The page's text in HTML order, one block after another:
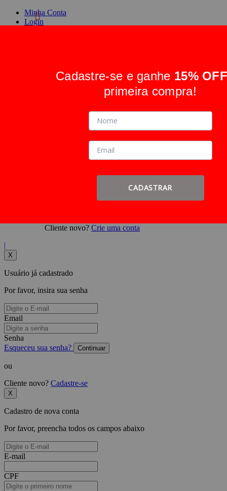
Minha Conta
Login
Cliente novo? Crie uma conta
|
X
Usuário já cadastrado
Por favor, insira sua senha
Email
Senha
Esqueceu sua senha?
Continuar
ou
Cliente novo? Cadastre-se
X
Cadastro de nova conta
Por favor, preencha todos os campos abaixo
E-mail
CPF
Cadastre-se e ganhe 15%
primeira compra!
CADASTRAR